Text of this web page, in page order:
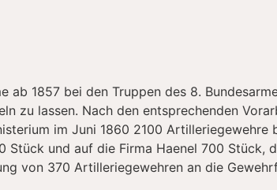
ab 1857 bei den Truppen des 8.
zu lassen. Nach den entsprechenden
im Juni 1860 2100
Stück und auf die Firma Haenel 700 Stück,
von 370 Artilleriegewehren an die